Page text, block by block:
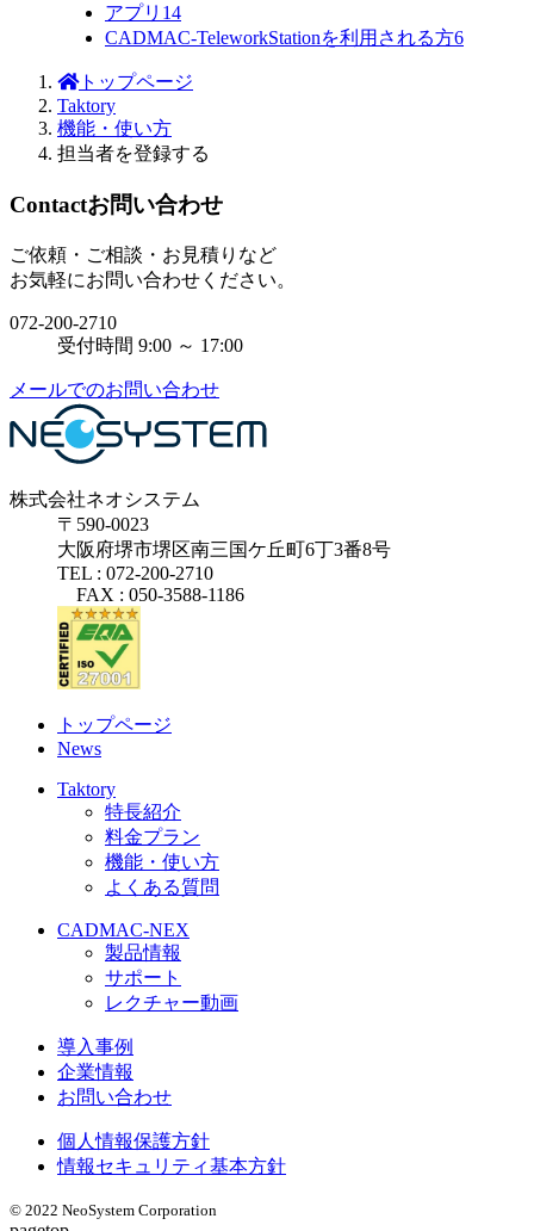
アプリ 14
CADMAC-TeleworkStationを利用される方6
トップページ
Taktory
機能・使い方
担当者を登録する
Contactお問い合わせ
ご依頼・ご相談・お見積りなど
お気軽にお問い合わせください。
072-200-2710
受付時間 9:00 ～ 17:00
メールでのお問い合わせ
株式会社ネオシステム
〒590-0023
大阪府堺市堺区南三国ケ丘町6丁3番8号
TEL : 072-200-2710
FAX : 050-3588-1186
トップページ
News
Taktory
特長紹介
料金プラン
機能・使い方
よくある質問
CADMAC-NEX
製品情報
サポート
レクチャー動画
導入事例
企業情報
お問い合わせ
個人情報保護方針
情報セキュリティ基本方針
© 2022 NeoSystem Corporation